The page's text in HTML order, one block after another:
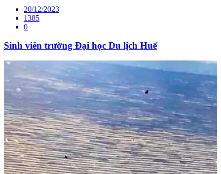
20/12/2023
1385
0
Sinh viên trường Đại học Du lịch Huế